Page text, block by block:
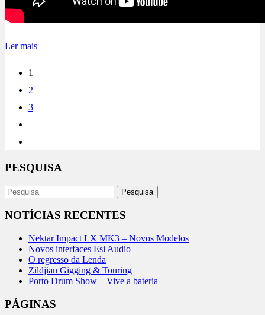
Ler mais
1
2
3
PESQUISA
NOTÍCIAS RECENTES
Nektar Impact LX MK3 – Novos Modelos
Novos interfaces Esi Audio
O regresso da Lenda
Zildjian Gigging & Touring
Porto Drum Show – Vive a bateria
PÁGINAS